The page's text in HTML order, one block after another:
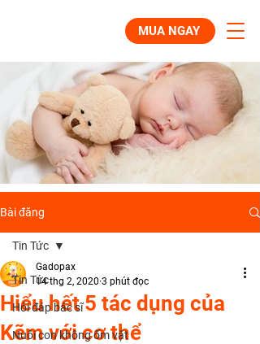
MUA NGAY
Bài đăng
Tin Tức
Hỏi đáp bác sĩ
Nuôi con không ốm vặt
Tin Tức
Hiểu hết 5 tác dụng của
Kẽm với cơ thể
Gadopax
14 thg 2, 2020 3 phút đọc